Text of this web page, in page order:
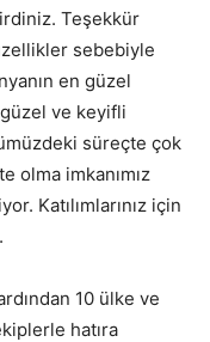
Teşekkür
sebebiyle
en güzel
ve keyifli
süreçte çok
olma imkanımız
Katılımlarınız için
10 ülke ve
hatıra